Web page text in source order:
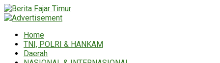
Home
TNI, POLRI & HANKAM
Daerah